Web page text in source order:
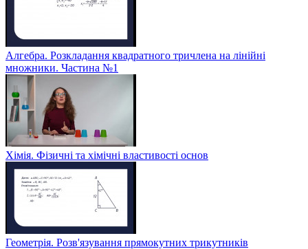
Алгебра. Розкладання квадратного тричлена на лінійні
множники. Частина №1
Хімія. Фізичні та хімічні властивості основ
Геометрія. Розв'язування прямокутних трикутників